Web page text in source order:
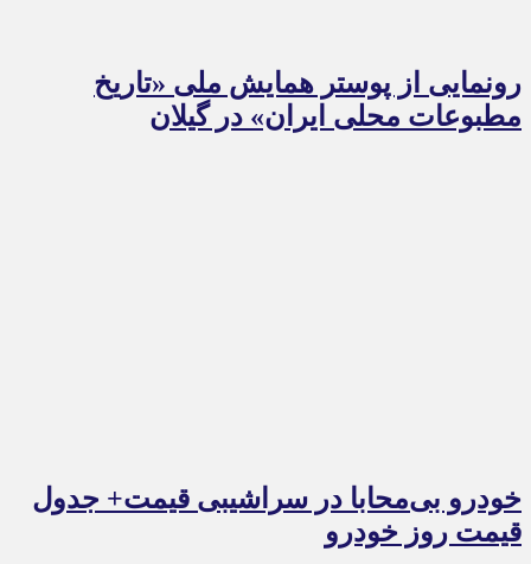
رونمایی از پوستر همایش ملی «تاریخ
مطبوعات محلی ایران» در گیلان
خودرو بی‌محابا در سراشیبی قیمت+ جدول
قیمت روز خودرو